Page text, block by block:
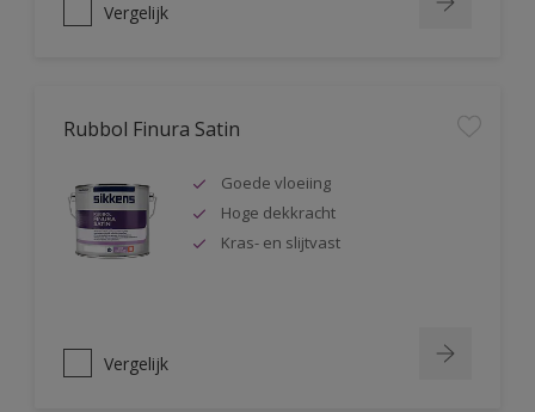
Vergelijk
Rubbol Finura Satin
Goede vloeiing
Hoge dekkracht
Kras- en slijtvast
Vergelijk